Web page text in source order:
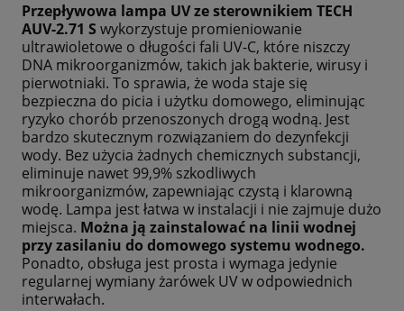
Przepływowa lampa UV ze sterownikiem TECH
AUV-2.71 S wykorzystuje promieniowanie
ultrawioletowe o długości fali UV-C, które niszczy
DNA mikroorganizmów, takich jak bakterie, wirusy i
pierwotniaki. To sprawia, że woda staje się
bezpieczna do picia i użytku domowego, eliminując
ryzyko chorób przenoszonych drogą wodną. Jest
bardzo skutecznym rozwiązaniem do dezynfekcji
wody. Bez użycia żadnych chemicznych substancji,
eliminuje nawet 99,9% szkodliwych
mikroorganizmów, zapewniając czystą i klarowną
wodę. Lampa jest łatwa w instalacji i nie zajmuje dużo
miejsca. Można ją zainstalować na linii wodnej
przy zasilaniu do domowego systemu wodnego.
Ponadto, obsługa jest prosta i wymaga jedynie
regularnej wymiany żarówek UV w odpowiednich
interwałach.